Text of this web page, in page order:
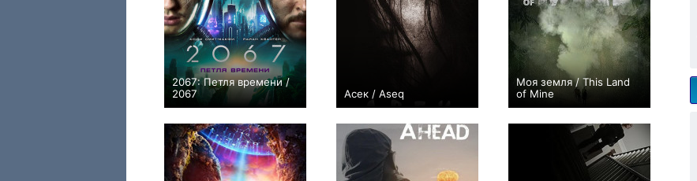
2067: Петля времени /
2067
+27
Асек / Aseq
−1
Моя земля / This Land
of Mine
0